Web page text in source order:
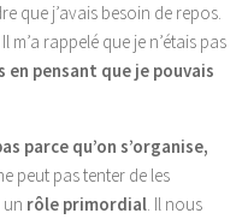
que j’avais besoin de repos.
m’a rappelé que je n’étais pas
en pensant que je pouvais
parce qu’on s’organise,
peut pas tenter de les
un rôle primordial. Il nous